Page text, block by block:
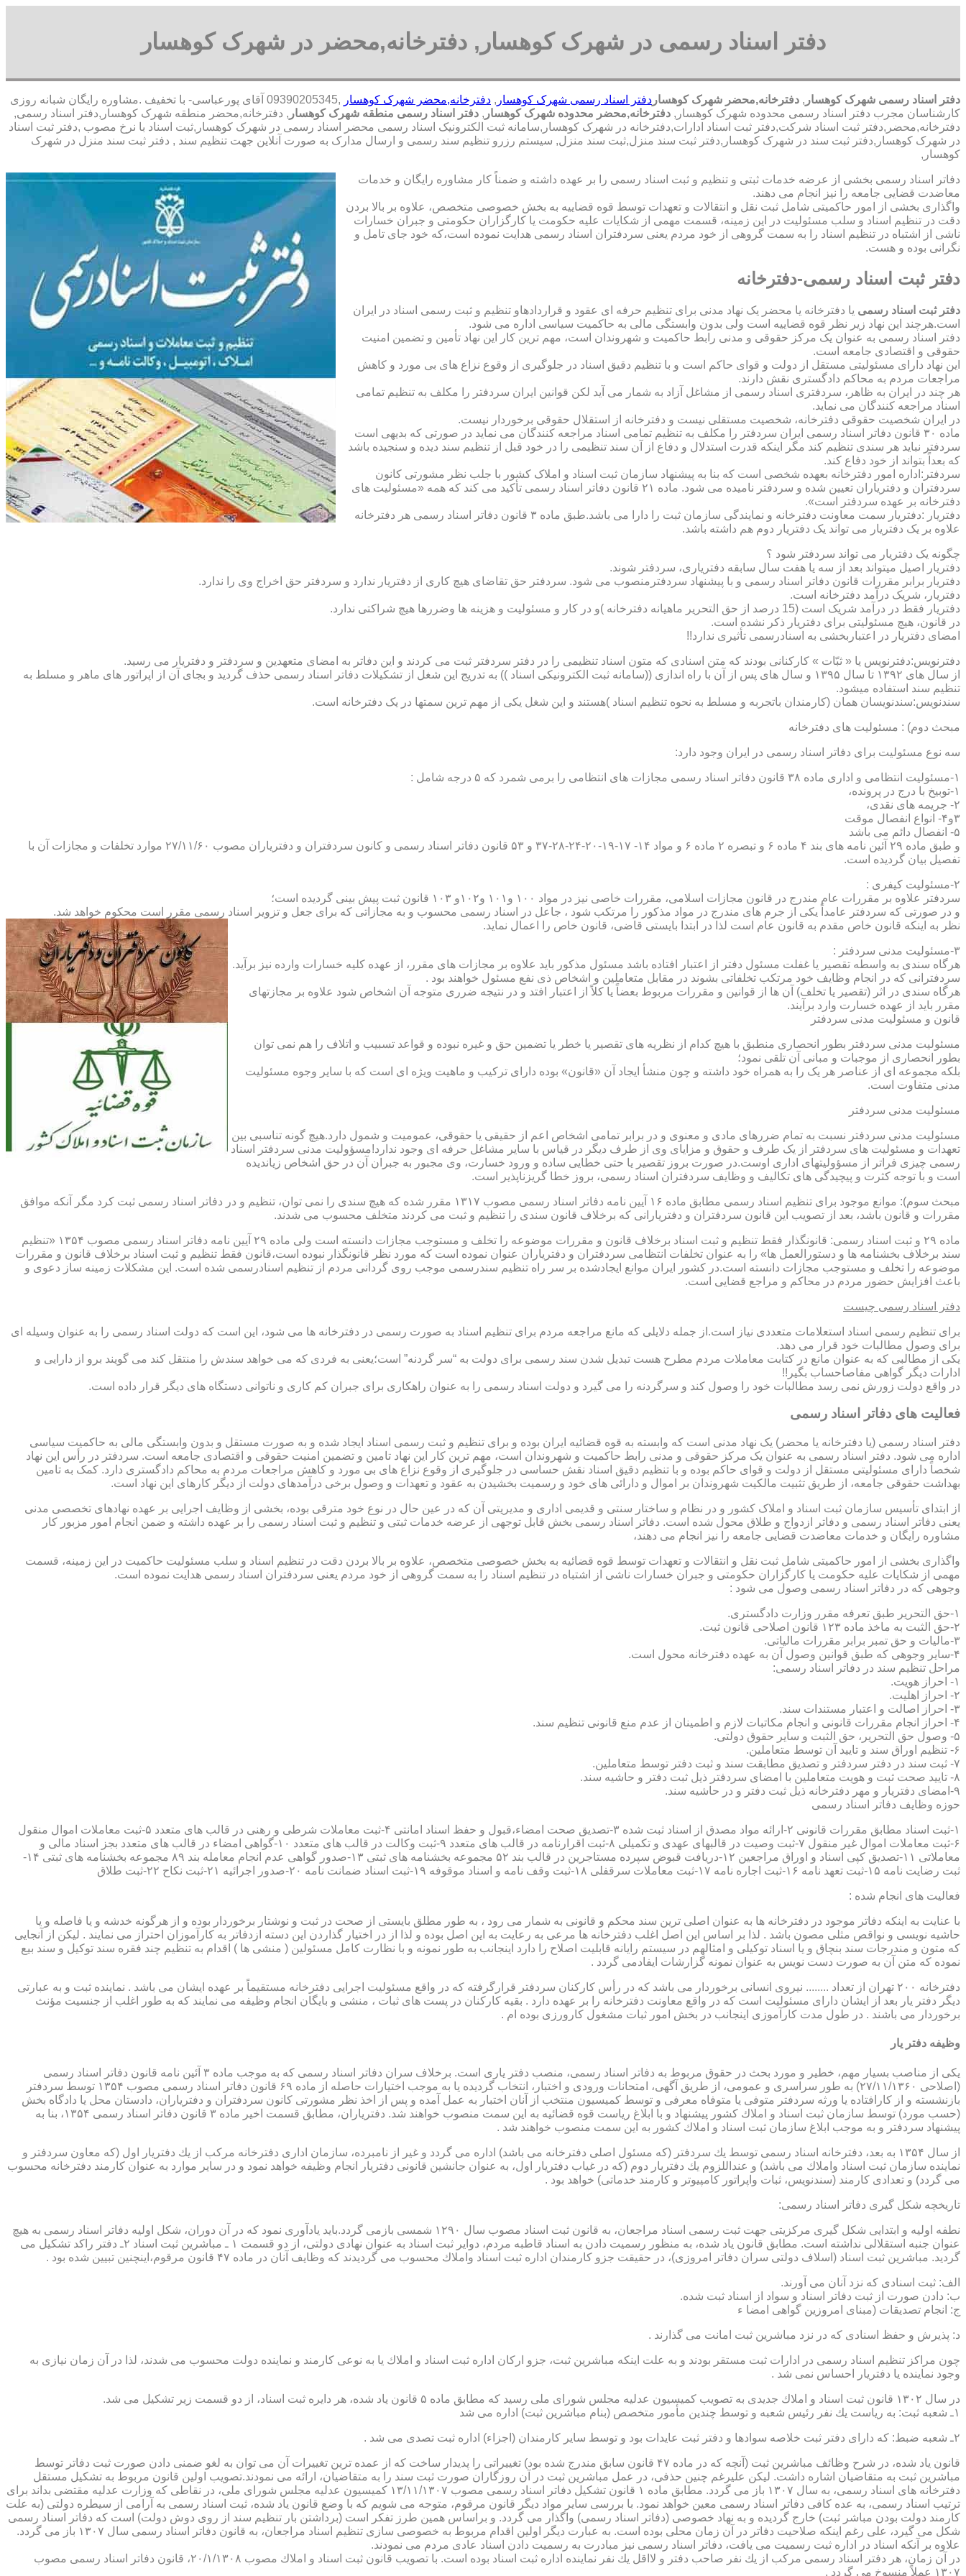
دفتر اسناد رسمی در شهرک کوهسار, دفترخانه,محضر در شهرک کوهسار
دفتر اسناد رسمی شهرک کوهسار , دفترخانه,محضر شهرک کوهسار دفتر اسناد رسمی شهرک کوهسار , دفترخانه,محضر شهرک کوهسار
,09390205345 آقای پورعباسی- با تخفیف .مشاوره رايگان شبانه روزی
کارشناسان مجرب دفتر اسناد رسمی محدوده شهرک کوهسار, دفترخانه,محضر محدوده شهرک کوهسار , دفتر اسناد رسمی منطقه شهرک کوهسار , دفترخانه,محضر منطقه شهرک کوهسار,دفتر اسناد رسمی,
دفترخانه,محضر,دفتر ثبت اسناد شرکت,دفتر ثبت اسناد ادارات,دفترخانه در شهرک کوهسار,سامانه ثبت الکترونیک اسناد رسمی محضر اسناد رسمی در شهرک کوهسار,ثبت اسناد با نرخ مصوب ,دفتر ثبت اسناد
در شهرک کوهسار,دفتر ثبت سند در شهرک کوهسار,دفتر ثبت سند منزل,ثبت سند منزل, سیستم رزرو تنظیم سند رسمی و ارسال مدارک به صورت آنلاین جهت تنظیم سند , دفتر ثبت سند منزل در شهرک
کوهسار,
دفاتر اسناد رسمی بخشی از عرضه خدمات ثبتی و تنظیم و ثبت اسناد رسمی را بر عهده داشته و ضمناً کار مشاوره رایگان و خدمات
معاضدت قضایی جامعه را نیز انجام می دهند.
واگذاری بخشی از امور حاکمیتی شامل ثبت نقل و انتقالات و تعهدات توسط قوه قضاییه به بخش خصوصی متخصص، علاوه بر بالا بردن
دقت در تنظیم اسناد و سلب مسئولیت در این زمینه، قسمت مهمی از شکایات علیه حکومت یا کارگزاران حکومتی و جبران خسارات
ناشی از اشتباه در تنظیم اسناد را به سمت گروهی از خود مردم یعنی سردفتران اسناد رسمی هدایت نموده است،که خود جای تامل و
نگرانی بوده و هست.
دفتر ثبت اسناد رسمی-دفترخانه
دفتر ثبت اسناد رسمی یا دفترخانه یا محضر یک نهاد مدنی برای تنظیم حرفه ای عقود و قراردادهاو تنظیم و ثبت رسمی اسناد در ایران
است.هرچند این نهاد زیر نظر قوه قضاییه است ولی بدون وابستگی مالی به حاکمیت سیاسی اداره می شود.
دفتر اسناد رسمی به عنوان یک مرکز حقوقی و مدنی رابط حاکمیت و شهروندان است، مهم ترین کار این نهاد تأمین و تضمین امنیت
حقوقی و اقتصادی جامعه است.
این نهاد دارای مسئولیتی مستقل از دولت و قوای حاکم است و با تنظیم دقیق اسناد در جلوگیری از وقوع نزاع های بی مورد و کاهش
مراجعات مردم به محاکم دادگستری نقش دارند.
هر چند در ایران به ظاهر، سردفتری اسناد رسمی از مشاغل آزاد به شمار می آید لکن قوانین ایران سردفتر را مکلف به تنظیم تمامی
اسناد مراجعه کنندگان می نماید.
در ایران شخصیت حقوقی دفترخانه، شخصیت مستقلی نیست و دفترخانه از استقلال حقوقی برخوردار نیست.
ماده ۳۰ قانون دفاتر اسناد رسمی ایران سردفتر را مکلف به تنظیم تمامی اسناد مراجعه کنندگان می نماید در صورتی که بدیهی است
سردفتر نباید هر سندی تنظیم کند مگر اینکه قدرت استدلال و دفاع از آن سند تنظیمی را در خود قبل از تنظیم سند دیده و سنجیده باشد
که بعداً بتواند از خود دفاع کند.
سردفتر:اداره امور دفترخانه بعهده شخصی است که بنا به پیشنهاد سازمان ثبت اسناد و املاک کشور با جلب نظر مشورتی کانون
سردفتران و دفتریاران تعیین شده و سردفتر نامیده می شود. ماده ۲۱ قانون دفاتر اسناد رسمی تأکید می کند که همه «مسئولیت های
دفترخانه بر عهده سردفتر است».
دفتریار :دفتریار سمت معاونت دفترخانه و نمایندگی سازمان ثبت را دارا می باشد.طبق ماده ۳ قانون دفاتر اسناد رسمی هر دفترخانه
علاوه بر یک دفتریار می تواند یک دفتریار دوم هم داشته باشد.
چگونه یک دفتریار می تواند سردفتر شود ؟
دفتریار اصیل میتواند بعد از سه یا هفت سال سابقه دفتریاری، سردفتر شوند.
دفتریار برابر مقررات قانون دفاتر اسناد رسمی و با پیشنهاد سردفترمنصوب می شود. سردفتر حق تقاضای هیچ کاری از دفتریار ندارد و سردفتر حق اخراج وی را ندارد.
دفتریار، شریک درآمد دفترخانه است.
دفتریار فقط در درآمد شریک است (15 درصد از حق التحریر ماهیانه دفترخانه )و در کار و مسئولیت و هزینه ها وضررها هیچ شراکتی ندارد.
در قانون، هیچ مسئولیتی برای دفتریار ذکر نشده است.
امضای دفتریار در اعتباربخشی به اسنادرسمی تأثیری ندارد!!
دفترنویس:دفترنویس یا « ثبّات » کارکنانی بودند که متن اسنادی که متون اسناد تنظیمی را در دفتر سردفتر ثبت می کردند و این دفاتر به امضای متعهدین و سردفتر و دفتریار می رسید.
از سال های ۱۳۹۲ تا سال ۱۳۹۵ و سال های پس از آن با راه اندازی ((سامانه ثبت الکترونیکی اسناد )) به تدریج این شغل از تشکیلات دفاتر اسناد رسمی حذف گردید و بجای آن از اپراتور های ماهر و مسلط به
تنظیم سند استفاده میشود.
سندنویس:سندنویسان همان (کارمندان باتجربه و مسلط به نحوه تنظیم اسناد )هستند و این شغل یکی از مهم ترین سمتها در یک دفترخانه است.
مبحث دوم) : مسئولیت های دفترخانه
سه نوع مسئولیت برای دفاتر اسناد رسمی در ایران وجود دارد:
۱-مسئولیت انتظامی و اداری ماده ۳۸ قانون دفاتر اسناد رسمی مجازات های انتظامی را برمی شمرد که ۵ درجه شامل :
۱-توبیخ با درج در پرونده،
۲- جریمه های نقدی،
۳و۴- انواع انفصال موقت
۵- انفصال دائم می باشد
و طبق ماده ۲۹ آئین نامه های بند ۴ ماده ۶ و تبصره ۲ ماده ۶ و مواد ۱۴- ۱۷-۱۹-۲۰-۲۴-۲۸-۳۷ و ۵۳ قانون دفاتر اسناد رسمی و کانون سردفتران و دفتریاران مصوب ۲۷/۱۱/۶۰ موارد تخلفات و مجازات آن با
تفصیل بیان گردیده است.
۲-مسئولیت کیفری :
سردفتر علاوه بر مقررات عام مندرج در قانون مجازات اسلامی، مقررات خاصی نیز در مواد ۱۰۰ و۱۰۱ و۱۰۲و ۱۰۳ قانون ثبت پیش بینی گردیده است؛
و در صورتی که سردفتر عامداً یکی از جرم های مندرج در مواد مذکور را مرتکب شود ، جاعل در اسناد رسمی محسوب و به مجازاتی که برای جعل و تزویر اسناد رسمی مقرر است محکوم خواهد شد.
نظر به اینکه قانون خاص مقدم به قانون عام است لذا در ابتدا بایستی قاضی، قانون خاص را اعمال نماید.
۳-مسئولیت مدنی سردفتر :
هرگاه سندی به واسطه تقصیر یا غفلت مسئول دفتر از اعتبار افتاده باشد مسئول مذکور باید علاوه بر مجازات های مقرر، از عهده کلیه خسارات وارده نیز برآید.
سردفترانی که در انجام وظایف خود مرتکب تخلفاتی بشوند در مقابل متعاملین و اشخاص ذی نفع مسئول خواهند بود .
هرگاه سندی در اثر (تقصیر یا تخلف) آن ها از قوانین و مقررات مربوط بعضاً یا کلاً از اعتبار افتد و در نتیجه ضرری متوجه آن اشخاص شود علاوه بر مجازتهای
مقرر باید از عهده خسارت وارد برآیند.
قانون و مسئولیت مدنی سردفتر
مسئولیت مدنی سردفتر بطور انحصاری منطبق با هیچ کدام از نظریه های تقصیر یا خطر یا تضمین حق و غیره نبوده و قواعد تسبیب و اتلاف را هم نمی توان
بطور انحصاری از موجبات و مبانی آن تلقی نمود؛
بلکه مجموعه ای از عناصر هر یک را به همراه خود داشته و چون منشأ ایجاد آن «قانون» بوده دارای ترکیب و ماهیت ویژه ای است که با سایر وجوه مسئولیت
مدنی متفاوت است.
مسئولیت مدنی سردفتر
مسئولیت مدنی سردفتر نسبت به تمام ضررهای مادی و معنوی و در برابر تمامی اشخاص اعم از حقیقی یا حقوقی، عمومیت و شمول دارد.هیچ گونه تناسبی بین
تعهدات و مسئولیت های سردفتر از یک طرف و حقوق و مزایای وی از طرف دیگر در قیاس با سایر مشاغل حرفه ای وجود ندارد!مسؤولیت مدنی سردفتر اسناد
رسمی چیزی فراتر از مسؤولیتهای اداری اوست.در صورت بروز تقصیر یا حتی خطایی ساده و ورود خسارت، وی مجبور به جبران آن در حق اشخاص زیاندیده
است و با توجه کثرت و پیچیدگی های تکالیف و وظایف سردفتران اسناد رسمی، بروز خطا گریزناپذیر است.
مبحث سوم): موانع موجود برای تنظیم اسناد رسمی مطابق ماده ۱۶ آیین نامه دفاتر اسناد رسمی مصوب ۱۳۱۷ مقرر شده که هیچ سندی را نمی توان، تنظیم و در دفاتر اسناد رسمی ثبت کرد مگر آنکه موافق
مقررات و قانون باشد، بعد از تصویب این قانون سردفتران و دفتریارانی که برخلاف قانون سندی را تنظیم و ثبت می کردند متخلف محسوب می شدند.
ماده ۲۹ و ثبت اسناد رسمی: قانونگذار فقط تنظیم و ثبت اسناد برخلاف قانون و مقررات موضوعه را تخلف و مستوجب مجازات دانسته است ولی ماده ۲۹ آیین نامه دفاتر اسناد رسمی مصوب ۱۳۵۴ «تنظیم
سند برخلاف بخشنامه ها و دستورالعمل ها» را به عنوان تخلفات انتظامی سردفتران و دفتریاران عنوان نموده است که مورد نظر قانونگذار نبوده است،قانون فقط تنظیم و ثبت اسناد برخلاف قانون و مقررات
موضوعه را تخلف و مستوجب مجازات دانسته است.در کشور ایران موانع ایجادشده بر سر راه تنظیم سندرسمی موجب روی گردانی مردم از تنظیم اسنادرسمی شده است. این مشکلات زمینه ساز دعوی و
باعث افزایش حضور مردم در محاکم و مراجع قضایی است.
دفتر اسناد رسمی چیست
برای تنظیم رسمی اسناد استعلامات متعددی نیاز است.از جمله دلایلی که مانع مراجعه مردم برای تنظیم اسناد به صورت رسمی در دفترخانه ها می شود، این است که دولت اسناد رسمی را به عنوان وسیله ای
برای وصول مطالبات خود قرار می دهد.
یکی از مطالبی که به عنوان مانع در کتابت معاملات مردم مطرح هست تبدیل شدن سند رسمی برای دولت به “سر گردنه” است؛یعنی به فردی که می خواهد سندش را منتقل کند می گویند برو از دارایی و
ادارات دیگر گواهی مفاصاحساب بگیر!!
در واقع دولت زورش نمی رسد مطالبات خود را وصول کند و سرگردنه را می گیرد و دولت اسناد رسمی را به عنوان راهکاری برای جبران کم کاری و ناتوانی دستگاه های دیگر قرار داده است.
فعالیت های دفاتر اسناد رسمی
دفتر اسناد رسمی (یا دفترخانه یا محضر) یک نهاد مدنی است که وابسته به قوه قضائیه ایران بوده و برای تنظیم و ثبت رسمی اسناد ایجاد شده و به صورت مستقل و بدون وابستگی مالی به حاکمیت سیاسی
اداره می شود. دفتر اسناد رسمی به عنوان یک مرکز حقوقی و مدنی رابط حاکمیت و شهروندان است، مهم ترین کار این نهاد تامین و تضمین امنیت حقوقی و اقتصادی جامعه است. سردفتر در رأس این نهاد
شخصاً دارای مسئولیتی مستقل از دولت و قوای حاکم بوده و با تنظیم دقیق اسناد نقش حساسی در جلوگیری از وقوع نزاع های بی مورد و کاهش مراجعات مردم به محاکم دادگستری دارد. کمک به تامین
بهداشت حقوقی جامعه، از طریق تثبیت مالکیت شهروندان بر اموال و دارائی های خود و رسمیت بخشیدن به عقود و تعهدات و وصول برخی درآمدهای دولت از دیگر کارهای این نهاد است.
از ابتدای تأسیس سازمان ثبت اسناد و املاک کشور و در نظام و ساختار سنتی و قدیمی اداری و مدیریتی آن که در عین حال در نوع خود مترقی بوده، بخشی از وظایف اجرایی بر عهده نهادهای تخصصی مدنی
یعنی دفاتر اسناد رسمی و دفاتر ازدواج و طلاق محول شده است. دفاتر اسناد رسمی بخش قابل توجهی از عرضه خدمات ثبتی و تنظیم و ثبت اسناد رسمی را بر عهده داشته و ضمن انجام امور مزبور کار
مشاوره رایگان و خدمات معاضدت قضایی جامعه را نیز انجام می دهند،
واگذاری بخشی از امور حاکمیتی شامل ثبت نقل و انتقالات و تعهدات توسط قوه قضائیه به بخش خصوصی متخصص، علاوه بر بالا بردن دقت در تنظیم اسناد و سلب مسئولیت حاکمیت در این زمینه، قسمت
مهمی از شکایات علیه حکومت یا کارگزاران حکومتی و جبران خسارات ناشی از اشتباه در تنظیم اسناد را به سمت گروهی از خود مردم یعنی سردفتران اسناد رسمی هدایت نموده است.
وجوهی که در دفاتر اسناد رسمی وصول می شود :
۱-حق التحریر طبق تعرفه مقرر وزارت دادگستری.
۲-حق الثبت به ماخذ ماده ۱۲۳ قانون اصلاحی قانون ثبت.
۳-مالیات و حق تمبر برابر مقررات مالیاتی.
۴-سایر وجوهی که طبق قوانین وصول آن به عهده دفترخانه محول است.
مراحل تنظیم سند در دفاتر اسناد رسمی:
۱- احراز هویت.
۲- احراز اهلیت.
۳- احراز اصالت و اعتبار مستندات سند.
۴- احراز انجام مقررات قانونی و انجام مکاتبات لازم و اطمینان از عدم منع قانونی تنظیم سند.
۵- وصول حق التحریر، حق الثبت و سایر حقوق دولتی.
۶- تنظیم اوراق سند و تایید آن توسط متعاملین.
۷- ثبت سند در دفتر سردفتر و تصدیق مطابقت سند و ثبت دفتر توسط متعاملین.
۸- تایید صحت ثبت و هویت متعاملین با امضای سردفتر ذیل ثبت دفتر و حاشیه سند.
۹-امضای دفتریار و مهر دفترخانه ذیل ثبت دفتر و در حاشیه سند.
حوزه وظایف دفاتر اسناد رسمی
۱-ثبت اسناد مطابق مقررات قانونی ۲-ارائه مواد مصدق از اسناد ثبت شده ۳-تصدیق صحت امضاء،قبول و حفظ اسناد امانتی ۴-ثبت معاملات شرطی و رهنی در قالب های متعدد ۵-ثبت معاملات اموال منقول
۶-ثبت معاملات اموال غیر منقول ۷-ثبت وصیت در قالبهای عهدی و تکمیلی ۸-ثبت اقرارنامه در قالب های متعدد ۹-ثبت وکالت در قالب های متعدد ۱۰-گواهی امضاء در قالب های متعدد بجز اسناد مالی و
معاملاتی ۱۱-تصدیق کپی اسناد و اوراق مراجعین ۱۲-دریافت قبوض سپرده مستاجرین در قالب بند ۵۲ مجموعه بخشنامه های ثبتی ۱۳-صدور گواهی عدم انجام معامله بند ۸۹ مجموعه بخشنامه های ثبتی ۱۴-
ثبت رضایت نامه ۱۵-ثبت تعهد نامه ۱۶-ثبت اجاره نامه ۱۷-ثبت معاملات سرقفلی ۱۸-ثبت وقف نامه و اسناد موقوفه ۱۹-ثبت اسناد ضمانت نامه ۲۰-صدور اجرائیه ۲۱-ثبت نکاح ۲۲-ثبت طلاق
فعالیت های انجام شده :
با عنایت به اینکه دفاتر موجود در دفترخانه ها به عنوان اصلی ترین سند محکم و قانونی به شمار می رود ، به طور مطلق بایستی از صحت در ثبت و نوشتار برخوردار بوده و از هرگونه خدشه و یا فاصله و یا
حاشیه نویسی و نواقص مثلی مصون باشد . لذا بر اساس این اصل اغلب دفترخانه ها مرعی به رعایت به این اصل بوده و لذا از در اختیار گذاردن این دسته ازدفاتر به کارآموزان احتراز می نمایند . لیکن از آنجایی
که متون و مندرجات سند بنچاق و یا اسناد توکیلی و امثالهم در سیستم رایانه قابلیت اصلاح را دارد اینجانب به طور نمونه و با نظارت کامل مسئولین ( منشی ها ) اقدام به تنظیم چند فقره سند توکیل و سند بیع
نموده که متن آن به صورت دست نویس به عنوان نمونه گزارشات ایفادمی گردد .
دفترخانه ۲۰۰ تهران از تعداد ........ نیروی انسانی برخوردار می باشد که در رأس کارکنان سردفتر قرارگرفته که در واقع مسئولیت اجرایی دفترخانه مستقیماً بر عهده ایشان می باشد . نماینده ثبت و به عبارتی
دیگر دفتر یار بعد از ایشان دارای مسئولیت است که در واقع معاونت دفترخانه را بر عهده دارد . بقیه کارکنان در پست های ثبات ، منشی و بایگان انجام وظیفه می نمایند که به طور اغلب از جنسیت مؤنث
برخوردار می باشند . در طول مدت کارآموزی اینجانب در بخش امور ثبات مشغول کارورزی بوده ام .
وظیفه دفتر یار
یكی از مناصب بسیار مهم، خطیر و مورد بحث در حقوق مربوط به دفاتر اسناد رسمی، منصب دفتر یاری است. برخلاف سران دفاتر اسناد رسمی كه به موجب ماده ۳ آئین نامه قانون دفاتر اسناد رسمی
(اصلاحی ۲۷/۱۱/۱۳۶۰) به طور سراسری و عمومی، از طریق آگهی، امتحانات ورودی و اختبار، انتخاب گردیده یا به موجب اختیارات حاصله از ماده ۶۹ قانون دفاتر اسناد رسمی مصوب ۱۳۵۴ توسط سردفتر
بازنشسته و از كارافتاده یا ورثه سردفتر متوفی یا متوفاه معرفی و توسط كمیسیون منتخب از آنان اختبار به عمل آمده و پس از اخذ نظر مشورتی كانون سردفتران و دفتریاران، دادستان محل یا دادگاه بخش
(حسب مورد) توسط سازمان ثبت اسناد و املاك كشور پیشنهاد و با ابلاغ ریاست قوه قضائیه به این سمت منصوب خواهند شد. دفتریاران، مطابق قسمت اخیر ماده ۳ قانون دفاتر اسناد رسمی ۱۳۵۴، بنا به
پیشنهاد سردفتر و به موجب ابلاغ سازمان ثبت اسناد و املاك كشور به این سمت منصوب خواهند شد .
از سال ۱۳۵۴ به بعد، دفترخانه اسناد رسمی توسط یك سردفتر (كه مسئول اصلی دفترخانه می باشد) اداره می گردد و غیر از نامبرده، سازمان اداری دفترخانه مركب از یك دفتریار اول (كه معاون سردفتر و
نماینده سازمان ثبت اسناد واملاك می باشد) و عنداللزوم یك دفتریار دوم (كه در غیاب دفتریار اول، به عنوان جانشین قانونی دفتریار انجام وظیفه خواهد نمود و در سایر موارد به عنوان كارمند دفترخانه محسوب
می گردد) و تعدادی كارمند (سندنویس، ثبات واپراتور كامپیوتر و كارمند خدماتی) خواهد بود .
تاریخچه شكل گیری دفاتر اسناد رسمی:
نطفه اولیه و ابتدایی شكل گیری مركزیتی جهت ثبت رسمی اسناد مراجعان، به قانون ثبت اسناد مصوب سال ۱۲۹۰ شمسی بازمی گردد.باید یادآوری نمود كه در آن دوران، شكل اولیه دفاتر اسناد رسمی به هیچ
عنوان جنبه استقلالی نداشته است. مطابق قانون یاد شده، به منظور رسمیت دادن به اسناد قاطبه مردم، دوایر ثبت اسناد به عنوان نهادی دولتی، از دو قسمت ۱ ـ مباشرین ثبت اسناد ۲ـ دفتر راكد تشكیل می
گردید. مباشرین ثبت اسناد (اسلاف دولتی سران دفاتر امروزی)، در حقیقت جزو كارمندان اداره ثبت اسناد واملاك محسوب می گردیدند كه وظایف آنان در ماده ۴۷ قانون مرقوم،اینچنین تبیین شده بود .
الف: ثبت اسنادی كه نزد آنان می آورند.
ب: دادن صورت از ثبت دفاتر اسناد و سواد از اسناد ثبت شده.
ج: انجام تصدیقات (مبنای امروزین گواهی امضا ء
د: پذیرش و حفظ اسنادی كه در نزد مباشرین ثبت امانت می گذارند .
چون مراكز تنظیم اسناد رسمی در ادارات ثبت مستقر بودند و به علت اینكه مباشرین ثبت، جزو اركان اداره ثبت اسناد و املاك یا به نوعی كارمند و نماینده دولت محسوب می شدند، لذا در آن زمان نیازی به
وجود نماینده یا دفتریار احساس نمی شد .
در سال ۱۳۰۲ قانون ثبت اسناد و املاك جدیدی به تصویب كمیسیون عدلیه مجلس شورای ملی رسید كه مطابق ماده ۵ قانون یاد شده، هر دایره ثبت اسناد، از دو قسمت زیر تشكیل می شد.
۱ـ شعبه ثبت: به ریاست یك نفر رئیس شعبه و توسط چندین مأمور متخصص (بنام مباشرین ثبت) اداره می شد
۲ـ شعبه ضبط: كه دارای دفتر ثبت خلاصه سوادها و دفتر ثبت عایدات بود و توسط سایر كارمندان (اجزاء) اداره ثبت تصدی می شد .
قانون یاد شده، در شرح وظائف مباشرین ثبت (آنچه كه در ماده ۴۷ قانون سابق مندرج شده بود) تغییراتی را پدیدار ساخت كه از عمده ترین تغییرات آن می توان به لغو ضمنی دادن صورت ثبت دفاتر توسط
مباشرین ثبت به متقاضیان اشاره داشت. لیكن علیرغم چنین حذفی، در عمل مباشرین ثبت در آن روزگاران صورت ثبت سند را به متقاضیان، ارائه می نمودند.تصویب اولین قانون مربوط به تشكیل مستقل
دفترخانه های اسناد رسمی، به سال ۱۳۰۷ باز می گردد. مطابق ماده ۱ قانون تشكیل دفاتر اسناد رسمی مصوب ۱۳/۱۱/۱۳۰۷ كمیسیون عدلیه مجلس شورای ملی، در نقاطی كه وزارت عدلیه مقتضی بداند برای
ترتیب اسناد رسمی، به عده كافی دفاتر اسناد رسمی معین خواهد نمود. با بررسی سایر مواد دیگر قانون مرقوم، متوجه می شویم كه با وضع قانون یاد شده، ثبت اسناد رسمی به آرامی از سیطره دولتی (به علت
كارمند دولت بودن مباشر ثبت) خارج گردیده و به نهاد خصوصی (دفاتر اسناد رسمی) واگذار می گردد. و براساس همین طرز تفكر است (برداشتن بار تنظیم سند از روی دوش دولت) است كه دفاتر اسناد رسمی
شكل می گیرد، علی رغم اینكه صلاحیت دفاتر در آن زمان محلی بوده است. به عبارت دیگر اولین اقدام مربوط به خصوصی سازی تنظیم اسناد مراجعان، به قانون دفاتر اسناد رسمی سال ۱۳۰۷ باز می گردد.
علاوه بر آنكه اسناد در اداره ثبت رسمیت می یافت، دفاتر اسناد رسمی نیز مبادرت به رسمیت دادن اسناد عادی مردم می نمودند.
در آن زمان، هر دفتر اسناد رسمی مركب از یك نفر صاحب دفتر و لااقل یك نفر نماینده اداره ثبت اسناد بوده است. با تصویب قانون ثبت اسناد و املاك مصوب ۲۰/۱/۱۳۰۸، قانون دفاتر اسناد رسمی مصوب
۱۳۰۷ عملاً منسوخ می گردد .